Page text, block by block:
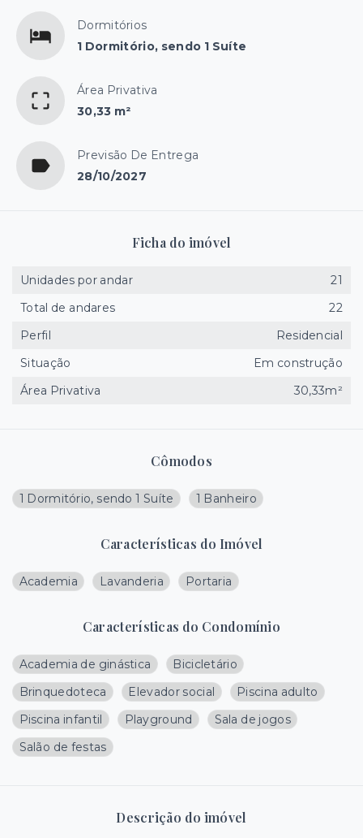
Dormitórios
1 Dormitório, sendo 1 Suíte
Área Privativa
30,33 m²
Previsão De Entrega
28/10/2027
Cômodos
1 Dormitório, sendo 1 Suíte 1 Banheiro
Características do Imóvel
Academia Lavanderia Portaria
Características do Condomínio
Academia de ginástica
Bicicletário
Brinquedoteca
Elevador social
Piscina adulto
Piscina infantil
Playground
Sala de jogos
Salão de festas
Descrição do imóvel
Ficha do imóvel
Unidades por andar
21
Total de andares
22
Perfil
Residencial
Situação
Em construção
Área Privativa
30,33m²